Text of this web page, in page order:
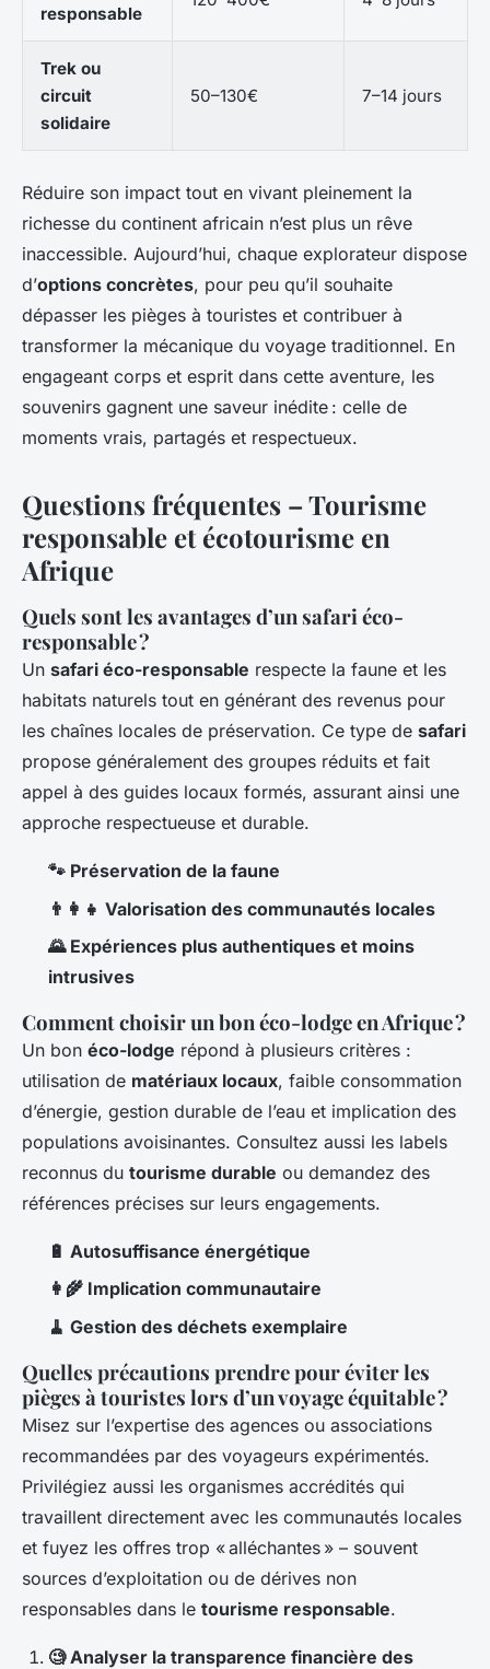
responsable
Trek ou
circuit
solidaire
50–130€ 7–14 jours
Réduire son impact tout en vivant pleinement la
richesse du continent africain n’est plus un rêve
inaccessible. Aujourd’hui, chaque explorateur dispose
d’options concrètes, pour peu qu’il souhaite
dépasser les pièges à touristes et contribuer à
transformer la mécanique du voyage traditionnel. En
engageant corps et esprit dans cette aventure, les
souvenirs gagnent une saveur inédite : celle de
moments vrais, partagés et respectueux.
Questions fréquentes – Tourisme
responsable et écotourisme en
Afrique
Quels sont les avantages d’un safari éco-
responsable ?
Un safari éco-responsable respecte la faune et les
habitats naturels tout en générant des revenus pour
les chaînes locales de préservation. Ce type de safari
propose généralement des groupes réduits et fait
appel à des guides locaux formés, assurant ainsi une
approche respectueuse et durable.
🐾 Préservation de la faune
👨‍👩‍👧 Valorisation des communautés locales
🌄 Expériences plus authentiques et moins
intrusives
Comment choisir un bon éco-lodge en Afrique ?
Un bon éco-lodge répond à plusieurs critères :
utilisation de matériaux locaux, faible consommation
d’énergie, gestion durable de l’eau et implication des
populations avoisinantes. Consultez aussi les labels
reconnus du tourisme durable ou demandez des
références précises sur leurs engagements.
🔋 Autosuffisance énergétique
👩‍🌾 Implication communautaire
🧹 Gestion des déchets exemplaire
Quelles précautions prendre pour éviter les
pièges à touristes lors d’un voyage équitable ?
Misez sur l’expertise des agences ou associations
recommandées par des voyageurs expérimentés.
Privilégiez aussi les organismes accrédités qui
travaillent directement avec les communautés locales
et fuyez les offres trop « alléchantes » – souvent
sources d’exploitation ou de dérives non
responsables dans le tourisme responsable.
🧐 Analyser la transparence financière des